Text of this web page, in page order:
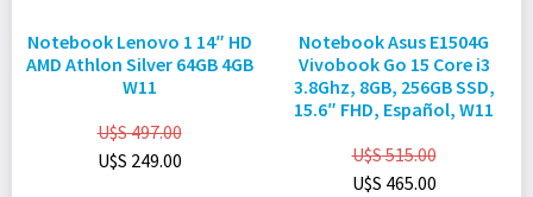
Notebook Lenovo 1 14″ HD
AMD Athlon Silver 64GB 4GB
W11
U$S497.00
U$S 249.00
Notebook Asus E1504G
Vivobook Go 15 Core i3
3.8Ghz, 8GB, 256GB SSD,
15.6″ FHD, Español, W11
U$S515.00
U$S 465.00